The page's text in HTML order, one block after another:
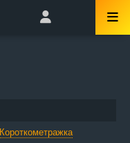
Короткометражка